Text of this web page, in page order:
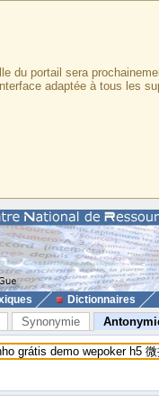
du portail sera
adaptée à tous les
Dictionnaires
Synonymie